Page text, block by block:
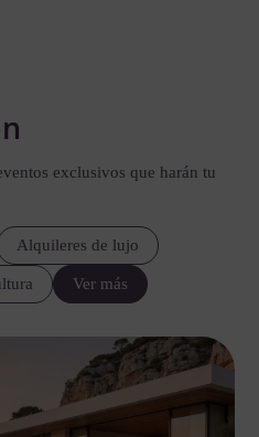
exclusivos que harán tu
Alquileres de lujo
Ver más